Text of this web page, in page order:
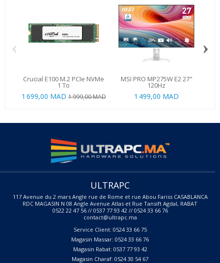
Crucial E100 M.2 PCIe NVMe
1 To
1 699,00 MAD 1 999,00 MAD
MSI PRO MP275W E2 27"
120Hz
1 499,00 MAD
‹ ›
ULTRAPC
117 Avenue du 2 mars Angle rue de Rome et rue Abou Fariss CASABLANCA
RDC MAGASIN N 08 Angle Avenue Atlas et Rue Tansift Agdal, RABAT
0522 22 47 56 // 0537 77 93 42 // 0524 33 66 76
contact@ultrapc.ma
Service Client: 0524 33 66 75
Magasin Massar: 0524 33 66 76
Magasin Rabat: 0537 77 93 42
Magasin Charaf: 0524 30 54 67